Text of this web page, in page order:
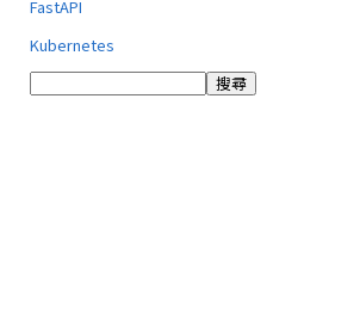
FastAPI
Kubernetes